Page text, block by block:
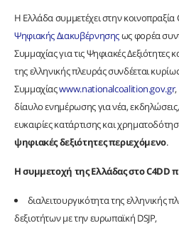
Η Ελλάδα συμμετέχει στην
Ψηφιακής Διακυβέρνησηςως φορέα
Συμμαχίας για τις Ψηφιακές
της ελληνικής πλευράς συνδέεται
Συμμαχίαςwww.nationalcoalition.gov.gr,
δίαυλο ενημέρωσης για νέα,
ευκαιρίες κατάρτισης και
ψηφιακές δεξιότητες περιεχόμενο.
Η συμμετοχή της Ελλάδας στο C4DD
διαλειτουργικότητα της ελληνικής
δεξιοτήτων με την ευρωπαϊκή DSJP,